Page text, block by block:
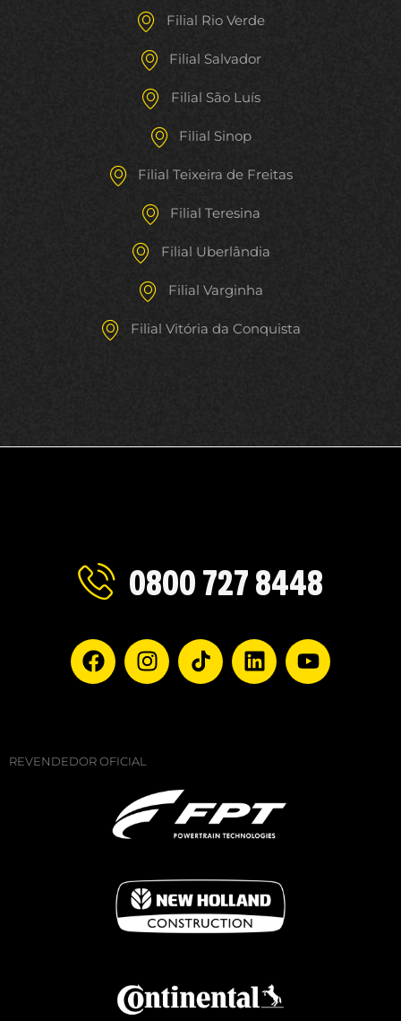
Filial Rio Verde
Filial Salvador
Filial São Luís
Filial Sinop
Filial Teixeira de Freitas
Filial Teresina
Filial Uberlândia
Filial Varginha
Filial Vitória da Conquista
0800 727 8448
REVENDEDOR OFICIAL